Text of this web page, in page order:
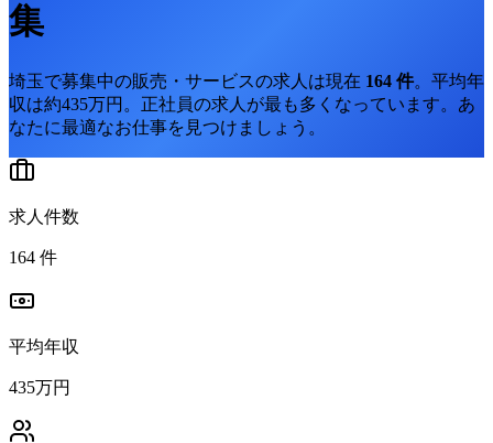
集
埼玉で募集中の販売・サービスの求人は現在 164 件。 平均年
収は約435万円。 正社員の求人が最も多くなっています。 あ
なたに最適なお仕事を見つけましょう。
求人件数
164 件
平均年収
435万円